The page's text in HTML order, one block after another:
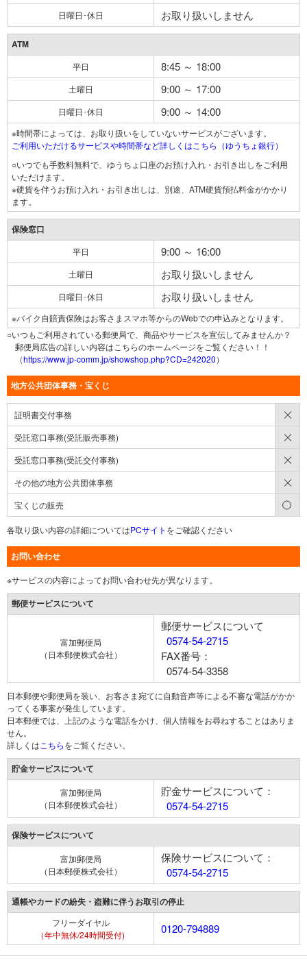
日曜日･休日 お取り扱いしません
ATM
平日 8:45 ～ 18:00
土曜日 9:00 ～ 17:00
日曜日･休日 9:00 ～ 14:00
※時間帯によっては、お取り扱いをしていないサービスがございます。
ご利用いただけるサービスや時間帯など詳しくはこちら（ゆうちょ銀行）
○いつでも手数料無料で、ゆうちょ口座のお預け入れ・お引き出しをご利用
いただけます。
※硬貨を伴うお預け入れ・お引き出しは、別途、ATM硬貨預払料金がかかり
ます。
保険窓口
平日 9:00 ～ 16:00
土曜日 お取り扱いしません
日曜日･休日 お取り扱いしません
※バイク自賠責保険はお客さまスマホ等からのWebでの申込みとなります。
○いつもご利用されている郵便局で、商品やサービスを宣伝してみませんか？
郵便局広告の詳しい内容はこちらのホームページをご覧ください！！
（https://www.jp-comm.jp/showshop.php?CD=242020）
地方公共団体事務・宝くじ
証明書交付事務
受託窓口事務(受託販売事務)
受託窓口事務(受託交付事務)
その他の地方公共団体事務
宝くじの販売
各取り扱い内容の詳細についてはPCサイト をご確認ください
お問い合わせ
※サービスの内容によってお問い合わせ先が異なります。
郵便サービスについて
富加郵便局
（日本郵便株式会社）
郵便サービスについて
0574-54-2715
FAX番号：
0574-54-3358
日本郵便や郵便局を装い、お客さま宛てに自動音声等による不審な電話がかか
ってくる事案が発生しています。
日本郵便では、上記のような電話をかけ、個人情報をお尋ねすることはありま
せん。
詳しくは こちらをご覧ください。
貯金サービスについて
富加郵便局
（日本郵便株式会社）
貯金サービスについて：
0574-54-2715
保険サービスについて
富加郵便局
（日本郵便株式会社）
保険サービスについて：
0574-54-2715
通帳やカードの紛失・盗難に伴うお取引の停止
フリーダイヤル
（年中無休/24時間受付)
0120-794889